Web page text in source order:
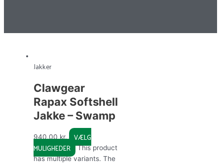
Jakker
Clawgear
Rapax Softshell
Jakke – Swamp
940,00kr.
VÆLG
MULIGHEDER
This product
has multiple variants. The